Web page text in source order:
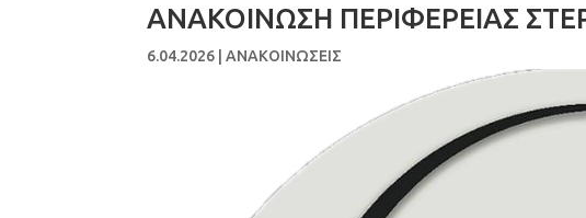
ΑΝΑΚΟΙΝΩΣΗ ΠΕΡΙΦΕΡΕΙΑΣ
6.04.2026 |ΑΝΑΚΟΙΝΩΣΕΙΣ